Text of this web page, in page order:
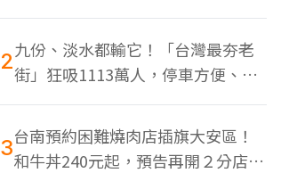
蝦
2九份、淡水都輸它！「台灣最夯老
街」狂吸1113萬人，停車方便、特
色美食多
3台南預約困難燒肉店插旗大安區！
和牛丼240元起，預告再開２分店、